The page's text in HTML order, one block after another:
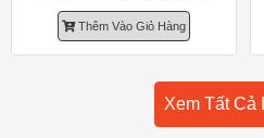
Thêm Vào Giỏ Hàng
Xem Tất Cả